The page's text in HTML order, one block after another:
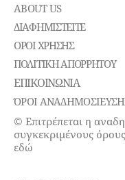
ABOUT US
ΔΙΑΦΗΜΙΣΤΕΊΤΕ
ΌΡΟΙ ΧΡΉΣΗΣ
ΠΟΛΙΤΙΚΉ ΑΠΟΡΡΉΤΟΥ
ΕΠΙΚΟΙΝΩΝΊΑ
ΌΡΟΙ
© Επιτρέπεται η
συγκεκριμένους
εδώ